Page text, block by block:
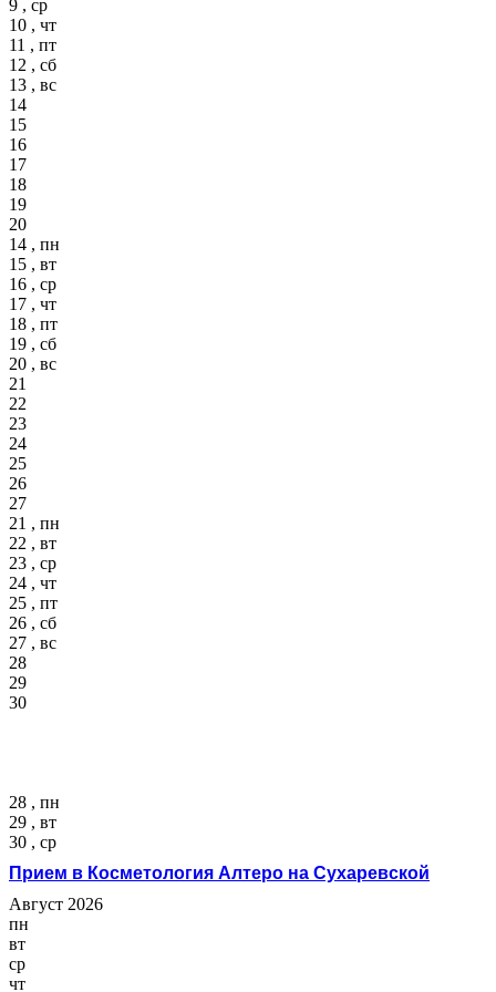
9 , ср
10 , чт
11 , пт
12 , сб
13 , вс
14
15
16
17
18
19
20
14 , пн
15 , вт
16 , ср
17 , чт
18 , пт
19 , сб
20 , вс
21
22
23
24
25
26
27
21 , пн
22 , вт
23 , ср
24 , чт
25 , пт
26 , сб
27 , вс
28
29
30
28 , пн
29 , вт
30 , ср
Прием в Косметология Алтеро на Сухаревской
Август 2026
пн
вт
ср
чт